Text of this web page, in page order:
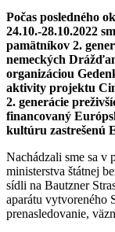
Počas posledného
24.10.-28.10.2022
pamätníkov 2.
nemeckých
organizáciou
aktivity projektu
2. generácie
financovaný
kultúru zastrešenú
Nachádzali sme sa v
ministerstva štátnej
sídli na Bautzner
aparátu vytvoreného
prenasledovanie,